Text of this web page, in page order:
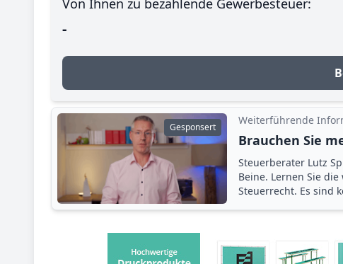
Von Ihnen zu bezahlende Gewerbesteuer:
-
Gesponsert
Weiterführende
Brauchen Sie
Steuerberater Lutz
Beine. Lernen Sie
Steuerrecht. Es sind